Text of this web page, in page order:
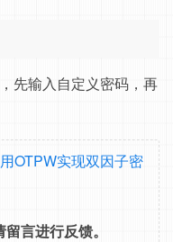
先输入自定义密码，再
OTPW实现双因子密
言进行反馈。